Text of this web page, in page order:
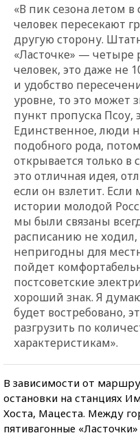
«В пик сезона летом
человек пересекают
другую сторону.
«Ласточке» — четыре
человек, это даже не
и удобство
уровне, то это может
пункт пропуска Псоу,
Единственное, люди
подобного рода,
открывается только в
это отличная идея,
если он взлетит.
истории молодой
мы были связаны
расписанию не
непригодны для
пойдет
постсоветские
хороший знак. Я
будет востребовано,
разгрузить по
характеристикам».
В зависимости от
остановки на станциях
Хоста, Мацеста. Между
пятивагонные